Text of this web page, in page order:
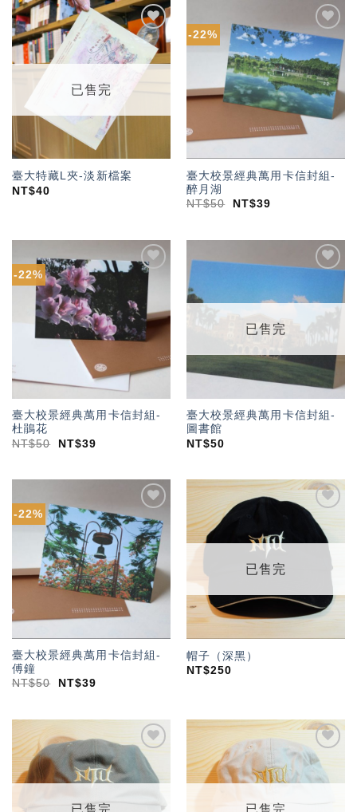
加入
「願
望輕
單」
已售完
臺大特藏L夾-淡新檔案
NT$40
-22%
加入
「願
望輕
單」
臺大校景經典萬用卡信封組-
醉月湖
NT$50 NT$39
-22%
加入
「願
望輕
單」
臺大校景經典萬用卡信封組-
杜鵑花
NT$50 NT$39
望輕
單」
已售完
臺大校景經典萬用卡信封組-
圖書館
NT$50
-22%
加入
「願
望輕
單」
臺大校景經典萬用卡信封組-
傅鐘
NT$50 NT$39
加入
「願
望輕
單」
已售完
帽子（深黑）
NT$250
加入
「願
望輕
已售完
加入
望輕
已售完